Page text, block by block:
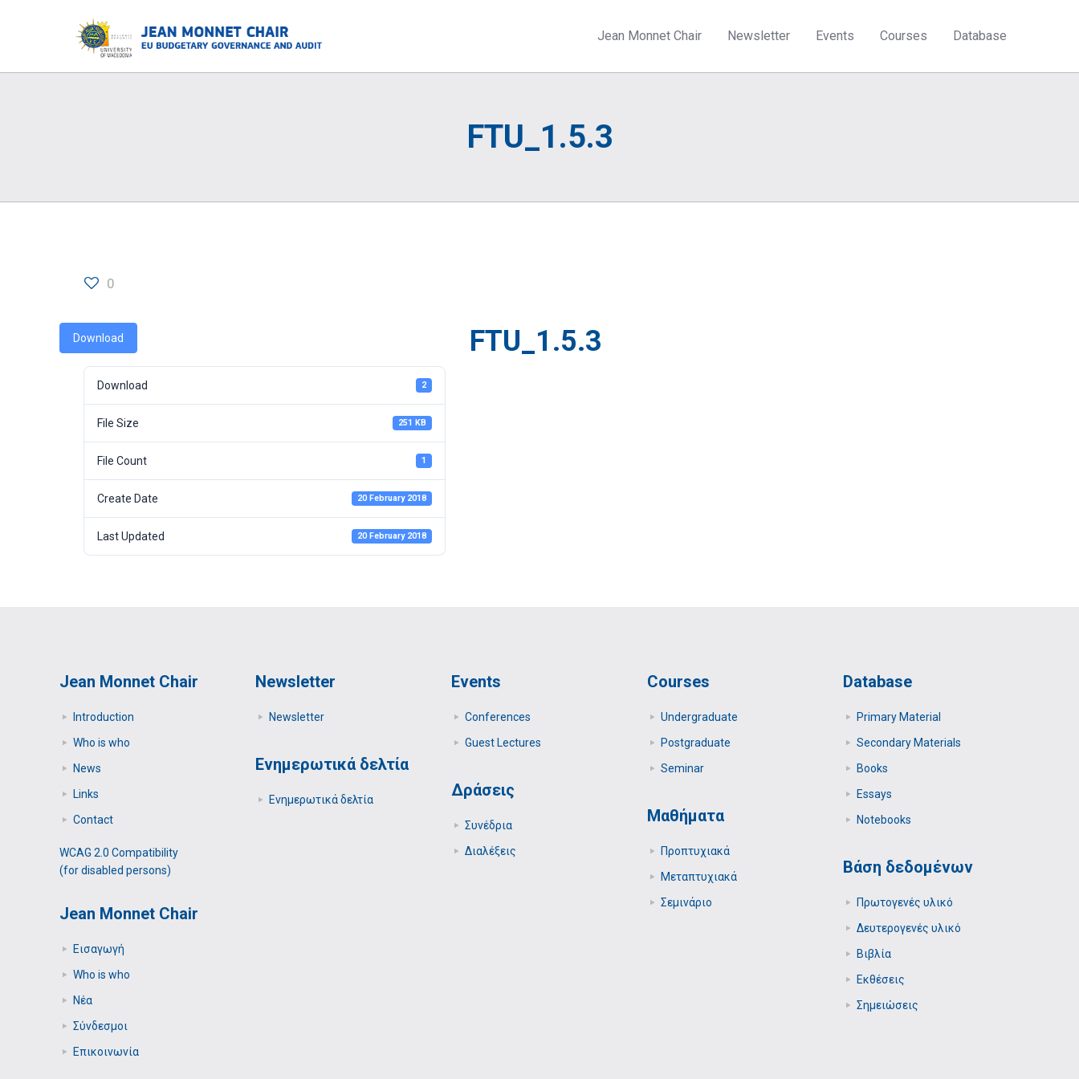
Jean Monnet Chair Newsletter Events Courses Database
FTU_1.5.3
0
Download
Download 2
File Size 251 KB
File Count 1
Create Date 20 February 2018
Last Updated 20 February 2018
FTU_1.5.3
Jean Monnet Chair
Introduction
Who is who
News
Links
Contact
WCAG 2.0 Compatibility
(for disabled persons)
Jean Monnet Chair
Εισαγωγή
Who is who
Νέα
Σύνδεσμοι
Επικοινωνία
Newsletter
Newsletter
Ενημερωτικά δελτία
Ενημερωτικά δελτία
Events
Conferences
Guest Lectures
Δράσεις
Συνέδρια
Διαλέξεις
Courses
Undergraduate
Postgraduate
Seminar
Μαθήματα
Προπτυχιακά
Μεταπτυχιακά
Σεμινάριο
Database
Primary Μaterial
Secondary Μaterials
Books
Essays
Notebooks
Βάση δεδομένων
Πρωτογενές υλικό
Δευτερογενές υλικό
Βιβλία
Εκθέσεις
Σημειώσεις